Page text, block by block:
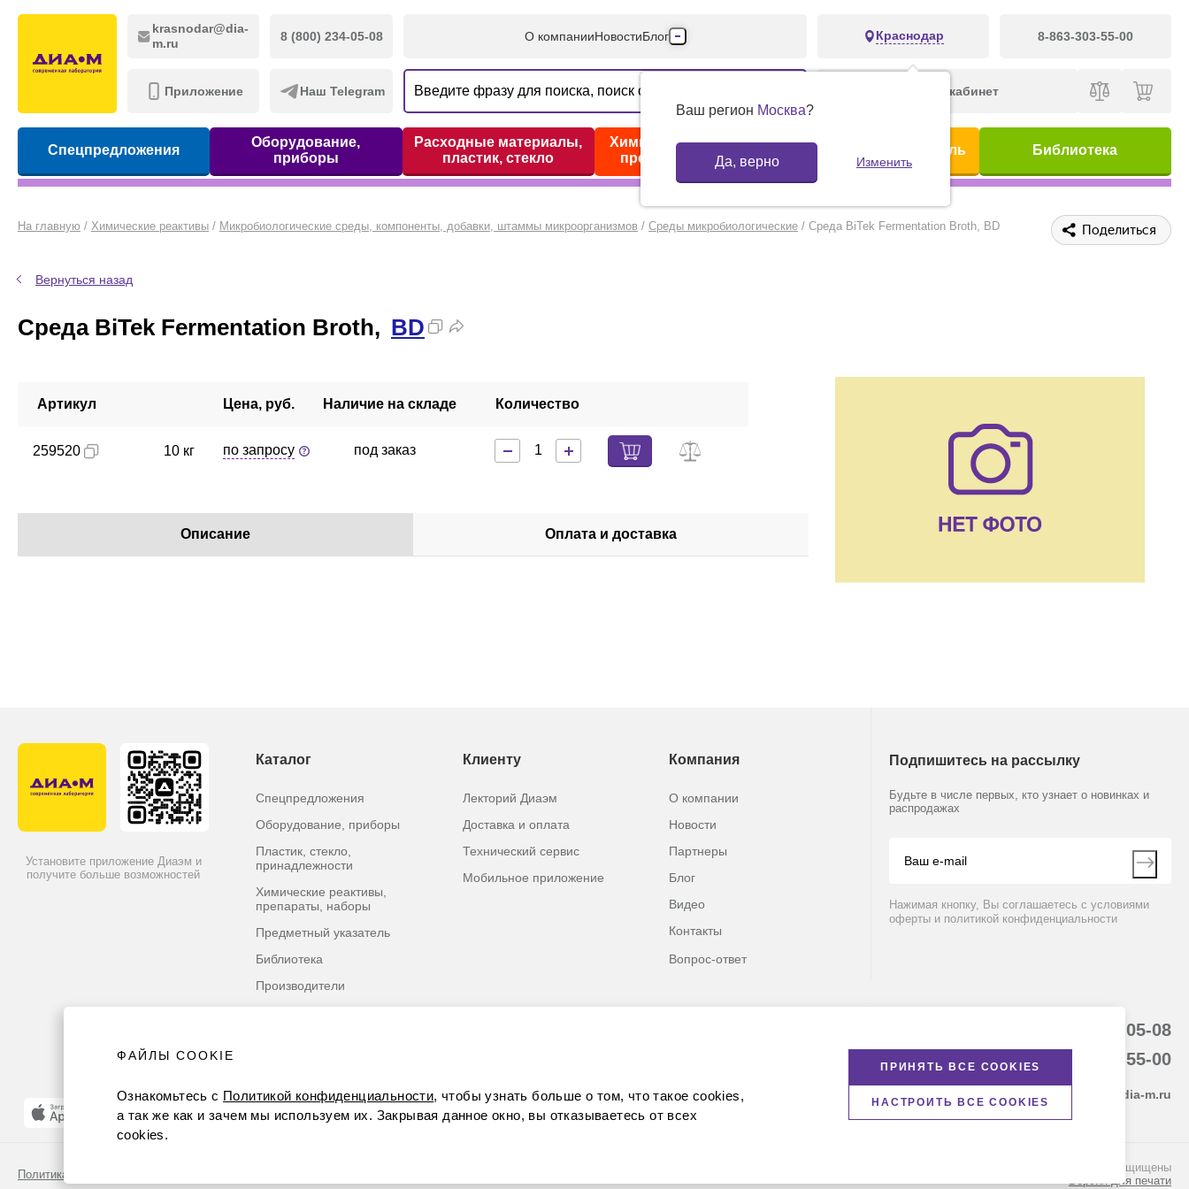
krasnodar@dia-
m.ru
8 (800) 234-05-08
Приложение Наш Telegram
О компанииНовостиБлог
Производители
Партнеры
Контакты
Краснодар 8-863-303-55-00
Ваш регион Москва?
Да, верно Изменить
Личный кабинет
Спецпредложения
Оборудование,
приборы
Расходные материалы,
пластик, стекло
Химические реактивы,
препараты, наборы
Предметный указатель Библиотека
На главную / Химические реактивы / Микробиологические среды, компоненты, добавки, штаммы микроорганизмов / Среды микробиологические / Среда BiTek Fermentation Broth, BD Поделиться
Вернуться назад
Среда BiTek Fermentation Broth, BD
Артикул Цена, руб. Наличие на складе Количество
259520 10 кг по запросу под заказ
Описание Оплата и доставка
Установите приложение Диаэм и
получите больше возможностей
Каталог
Спецпредложения
Оборудование, приборы
Пластик, стекло,
принадлежности
Химические реактивы,
препараты, наборы
Предметный указатель
Библиотека
Производители
Клиенту
Лекторий Диаэм
Доставка и оплата
Технический сервис
Мобильное приложение
Компания
О компании
Новости
Партнеры
Блог
Видео
Контакты
Вопрос-ответ
Подпишитесь на рассылку
Будьте в числе первых, кто узнает о новинках и
распродажах
Нажимая кнопку, Вы соглашаетесь с условиями
оферты и политикой конфиденциальности
8 (800) 234-05-08
8-863-303-55-00
krasnodar@dia-m.ru
Политика конфиденциальности
© Диаэм, 1988 — 2026. Все права защищены
Версия для печати
ФАЙЛЫ COOKIE
Ознакомьтесь с Политикой конфиденциальности, чтобы узнать больше о том, что такое cookies,
а так же как и зачем мы используем их. Закрывая данное окно, вы отказываетесь от всех
cookies.
ПРИНЯТЬ ВСЕ COOKIES
НАСТРОИТЬ ВСЕ COOKIES